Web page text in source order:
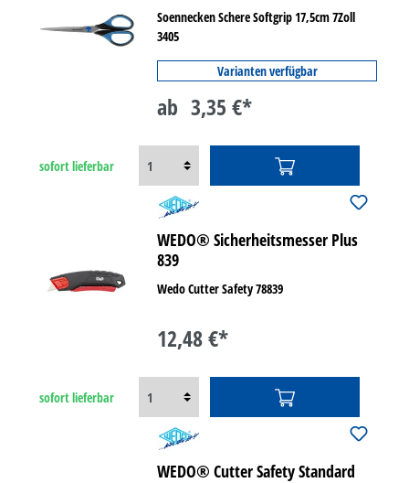
Soennecken Schere Softgrip 17,5cm 7Zoll
3405
Varianten verfügbar
ab 3,35 €*
sofort lieferbar
WEDO® Sicherheitsmesser Plus
839
Wedo Cutter Safety 78839
12,48 €*
sofort lieferbar
WEDO® Cutter Safety Standard